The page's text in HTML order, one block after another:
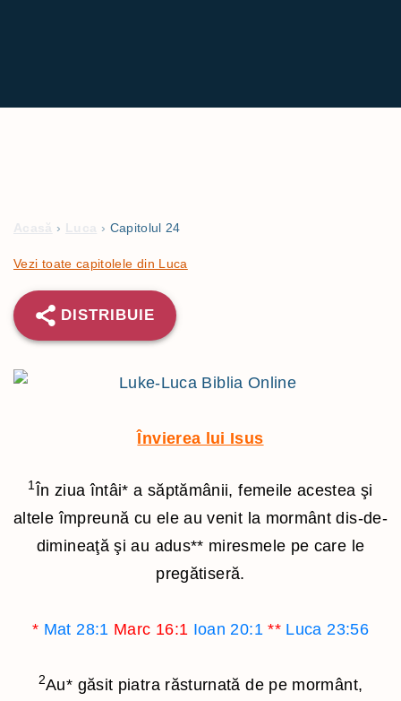
Acasă › Luca › Capitolul 24
Vezi toate capitolele din Luca
DISTRIBUIE
Învierea lui Isus
1În ziua întâi* a săptămânii, femeile acestea şi
altele împreună cu ele au venit la mormânt dis-de-
dimineaţă şi au adus** miresmele pe care le
pregătiseră.
* Mat 28:1 Marc 16:1 Ioan 20:1 ** Luca 23:56
2Au* găsit piatra răsturnată de pe mormânt,